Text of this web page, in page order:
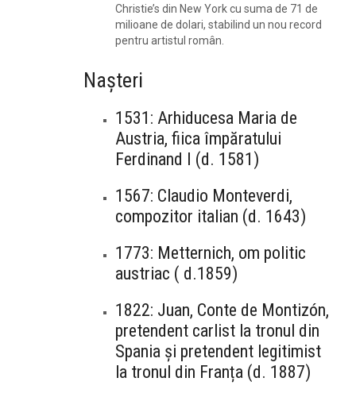
Christie’s din New York cu suma de 71 de
milioane de dolari, stabilind un nou record
pentru artistul român.
Nașteri
1531: Arhiducesa Maria de
Austria, fiica împăratului
Ferdinand I (d. 1581)
1567: Claudio Monteverdi,
compozitor italian (d. 1643)
1773: Metternich, om politic
austriac ( d.1859)
1822: Juan, Conte de Montizón,
pretendent carlist la tronul din
Spania și pretendent legitimist
la tronul din Franța (d. 1887)